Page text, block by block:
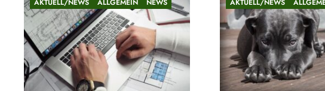
ALLGEMEIN NEWS AKTUELL/NEWS ALLGEMEIN NEWS